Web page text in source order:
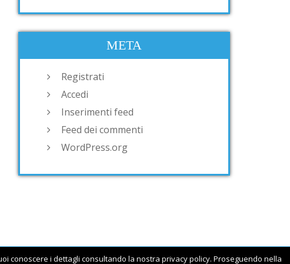
META
Registrati
Accedi
Inserimenti feed
Feed dei commenti
WordPress.org
conoscere i dettagli consultando la nostra privacy policy. Proseguendo nella